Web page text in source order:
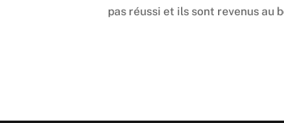
pas réussi et ils sont revenus au